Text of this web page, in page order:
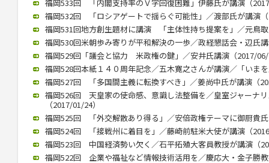
福岡533回 「内閣支持率のＶ字回復困難」伊藤氏が講演（
福岡532回 「ロシアゲートで揺らぐ可能性」／渡部氏が講演
福岡531回地方創生題材に講演 「主体性持ち提案を」／元鳥
福岡530回米朝歩み寄りが平和解決の一歩／政経懇話会・辺氏
福岡529回「議会と協力 米政権の鍵」／安井氏講演（2017/
福岡528回本紙１４０周年記念／五木寛之さんが講演／「いま
福岡527回 「多国間主義に転換すべき」／姜尚中氏が講演（
福岡526回 天皇家の使命感、意識し法整備を／皇室ジャーナ
（2017/01/24）
福岡525回 「外交解散あり得る」／安倍政権テーマに御厨貴
福岡524回 「接戦州に着目を」／藤崎前駐米大使が講演（
福岡523回 中国経済勢い欠く／石平拓殖大客員教授が講演（
福岡522回 企業や福祉など情報技術活用を／慶応大・金子勝